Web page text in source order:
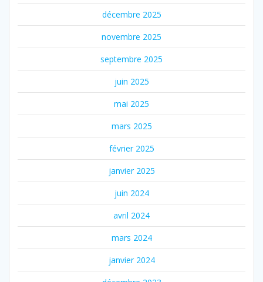
décembre 2025
novembre 2025
septembre 2025
juin 2025
mai 2025
mars 2025
février 2025
janvier 2025
juin 2024
avril 2024
mars 2024
janvier 2024